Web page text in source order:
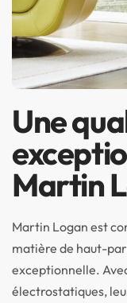
Une
Martin
Martin Logan est
matière de haut-
exceptionnelle.
électrostatiques,